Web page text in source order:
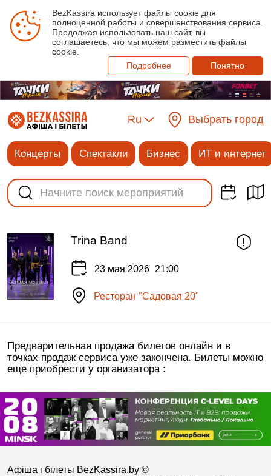
BezKassira использует файлы cookie для
полноценной работы и совершенствования сервиса.
Продолжая использовать наш сайт, вы
соглашаетесь, что мы можем разместить файлы
cookie.
Подробнее
Понятно
Ru Выбрать город
Концерты Спектакли Бизнес ИТ и интернет
Trina Band
23 мая 2026 21:00
Ресторан "Садовая 20"
Предварительная продажа билетов онлайн и в
точках продаж сервиса уже закончена. Билеты можно
еще приобрести у организатора :
Афіша і білеты BezKassira.by ©